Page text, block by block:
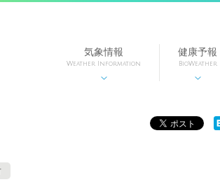
気象情報
Weather Information

健康予報
BioWeather
